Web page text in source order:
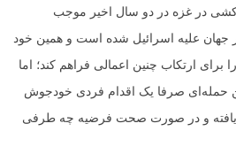
در غزه در دو سال اخیر موجب
علیه اسرائیل شده است و همین خود
برای ارتکاب چنین اعمالی فراهم کند؛ اما
حمله‌ای صرفا یک اقدام فردی خودجوش
یافته و در صورت صحت فرضیه چه طرفی